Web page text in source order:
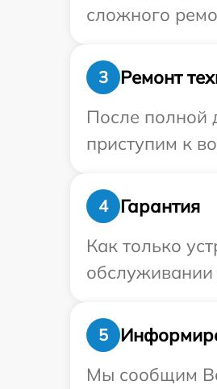
сложного
3
Ремонт
После полной
приступим к
4
Гарантия
Как только
обслуживании
5
Мы сообщим